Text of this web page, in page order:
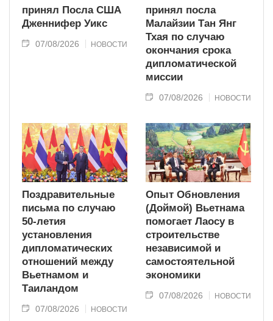
принял Посла США
Дженнифер Уикс
07/08/2026 НОВОСТИ
принял посла
Малайзии Тан Янг
Тхая по случаю
окончания срока
дипломатической
миссии
07/08/2026 НОВОСТИ
Поздравительные
письма по случаю
50-летия
установления
дипломатических
отношений между
Вьетнамом и
Таиландом
07/08/2026 НОВОСТИ
Опыт Обновления
(Доймой) Вьетнама
помогает Лаосу в
строительстве
независимой и
самостоятельной
экономики
07/08/2026 НОВОСТИ